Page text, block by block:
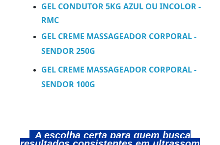
GEL CONDUTOR 5KG AZUL OU INCOLOR -
RMC
GEL CREME MASSAGEADOR CORPORAL -
SENDOR 250G
GEL CREME MASSAGEADOR CORPORAL -
SENDOR 100G
A escolha certa para quem busca